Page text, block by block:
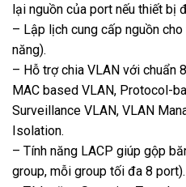
lại nguồn của port nếu thiết bị
– Lập lịch cung cấp nguồn
năng).
– Hỗ trợ chia VLAN với chuẩn
MAC based VLAN, Protocol-
Surveillance VLAN, VLAN
Isolation.
– Tính năng LACP giúp gộp
group, mỗi group tối đa 8 port).